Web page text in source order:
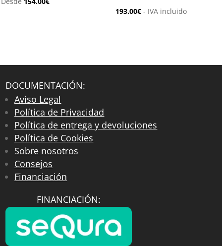
193.00€ - IVA incluido
DOCUMENTACIÓN:
Aviso Legal
Política de Privacidad
Política de entrega y devoluciones
Política de Cookies
Sobre nosotros
Consejos
Financiación
FINANCIACIÓN: